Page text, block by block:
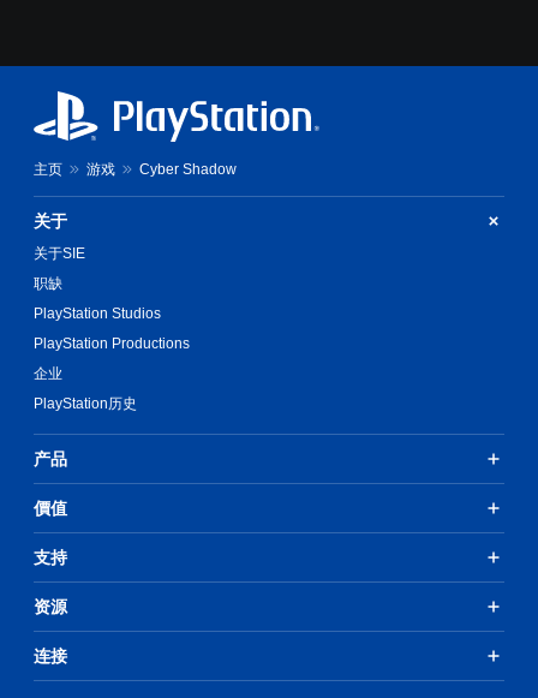
主页 游戏 Cyber Shadow
关于
关于SIE
职缺
PlayStation Studios
PlayStation Productions
企业
PlayStation历史
产品
價值
支持
资源
连接